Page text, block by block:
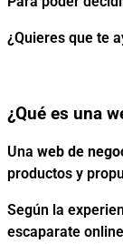
¿Quieres que te
¿Qué es una
Una web de
productos y
Según la
escaparate